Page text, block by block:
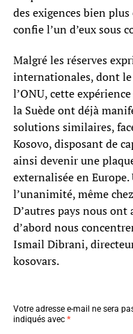
des exigences bien
confie l’un d’eux sous
Malgré les réserves
internationales, dont
l’ONU, cette
la Suède ont déjà
solutions similaires,
Kosovo, disposant de
ainsi devenir une
externalisée en
l’unanimité, même
D’autres pays nous ont
d’abord nous
Ismail Dibrani,
kosovars.
Votre adresse e-mail ne sera
indiqués avec *